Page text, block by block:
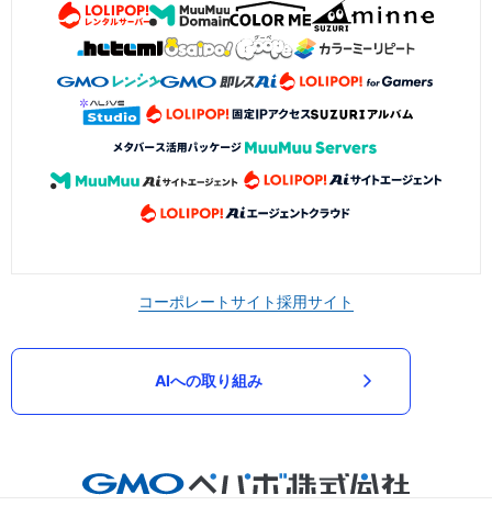
コーポレートサイト採用サイト
AIへの取り組み